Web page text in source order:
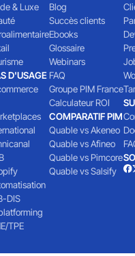
& Luxe
D'USAGE
DIS
TPE
Blog
Succès clients
Ebooks
Glossaire
Webinars
FAQ
Groupe PIM France
Calculateur ROI
COMPARATIF PIM
Quable vs Akeneo
Quable vs Afineo
Quable vs Pimcore
Quable vs Salsify